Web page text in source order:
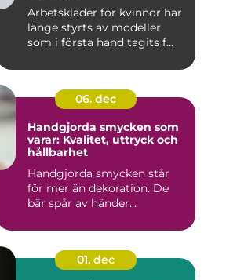
Arbetskläder för kvinnor har
länge styrts av modeller
som i första hand tagits f...
06. dec
Handgjorda smycken som
varar: Kvalitet, uttryck och
hållbarhet
Handgjorda smycken står
för mer än dekoration. De
bär spår av händer...
01. dec